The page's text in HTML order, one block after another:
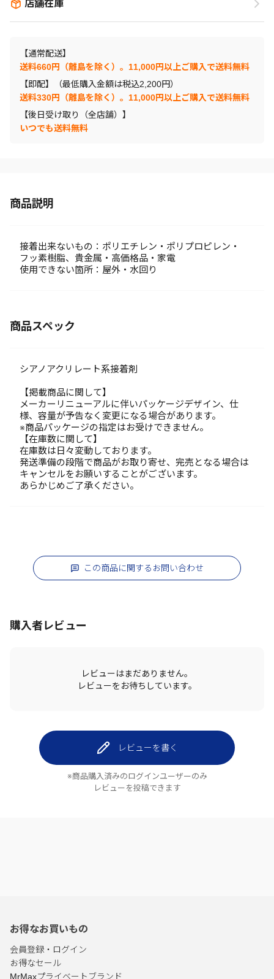
店舗在庫
【通常配送】
送料660円（離島を除く）。11,000円以上ご購入で送料無料
【即配】（最低購入金額は税込2,200円）
送料330円（離島を除く）。11,000円以上ご購入で送料無料
【後日受け取り（全店舗）】
いつでも送料無料
商品説明
接着出来ないもの：ポリエチレン・ポリプロピレン・
フッ素樹脂、貴金属・高価格品・家電
使用できない箇所：屋外・水回り
商品スペック
シアノアクリレート系接着剤
【掲載商品に関して】
メーカーリニューアルに伴いパッケージデザイン、仕
様、容量が予告なく変更になる場合があります。
※商品パッケージの指定はお受けできません。
【在庫数に関して】
在庫数は日々変動しております。
発送準備の段階で商品がお取り寄せ、完売となる場合は
キャンセルをお願いすることがございます。
あらかじめご了承ください。
この商品に関するお問い合わせ
購入者レビュー
レビューはまだありません。
レビューをお待ちしています。
レビューを書く
※商品購入済みのログインユーザーのみ
レビューを投稿できます
お得なお買いもの
会員登録・ログイン
お得なセール
MrMaxプライベートブランド